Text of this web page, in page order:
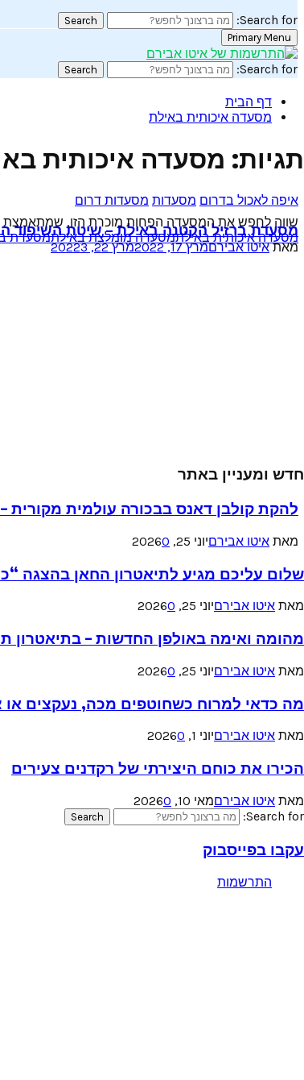
Search for:
Search
Primary Menu
Search for:
Search
דף הבית
מסעדה איכותית באילת
תגיות: מסעדה איכותית
איפה לאכול בדרום מסעדות מסעדות דרום
מסעדת ברזיל הקטנה באילת – שיטת השיפוד
מאתאיטו אבירםמרץ 17, 2022 מרץ 22, 2022 3
שווה לחפש את המסעדה הפחות מוכרת הזו, שמתאמצת
מסעדה איכותית באילתמסעדה מומלצת באילתמסעדת
חדש ומעניין באתר
להקת קולבן דאנס בבכורה עולמית מקורית
מאת איטו אבירםיוני 25, 2026 0
שלום עליכם מגיע לתיאטרון החאן בהצגה
מאת איטו אבירםיוני 25, 2026 0
מהומה ואימה באולפן החדשות – בתיאטרון
מאת איטו אבירםיוני 25, 2026 0
מה כדאי למרוח כשחוטפים מכה, נעקצים או
מאת איטו אבירםיוני 1, 2026 0
הכירו את כוחם היצירתי של רקדנים צעירים
מאת איטו אבירםמאי 10, 2026
0
Search for:
Search
עקבו בפייסבוק
התרשמות